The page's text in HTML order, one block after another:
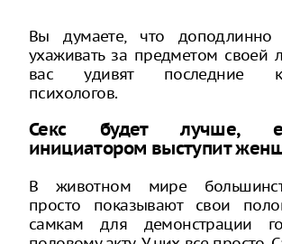
Вы думаете, что доподлинно
ухаживать за предметом своей
вас удивят последние
психологов.
Секс будет лучше,
инициатором выступит
В животном мире
просто показывают свои
самкам для демонстрации